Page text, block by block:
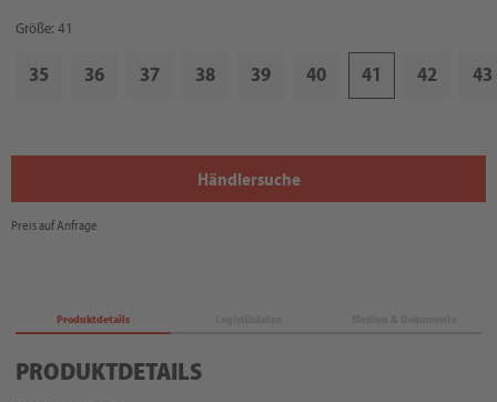
Größe: 41
35 36 37 38 39 40 41 42 43
Händlersuche
Preis auf Anfrage
Produktdetails
PRODUKTDETAILS